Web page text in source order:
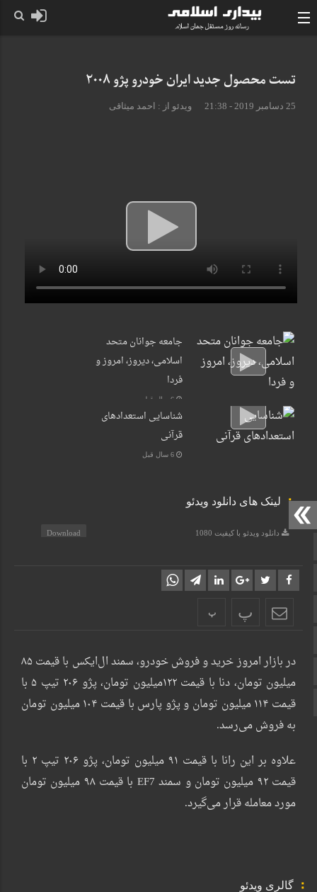
آپارات
اینستاگرام
زبان انگلیسی
زبان عربی
تست محصول جدید ایران خودرو پژو ۲۰۰۸
25 دسامبر 2019 - 21:38 ویدئو از : احمد میثاقی
جامعه جوانان متحد
اسلامی، دیروز، امروز و
فردا
6 سال قبل
شناسایی استعدادهای
قرآنی
6 سال قبل
لینک های دانلود ویدئو
دانلود ویدئو با کیفیت 1080 Download
دانلود ویدئو با کیفیت 480
دانلود ویدئو با کیفیت 240
پ پ
در بازار امروز خرید و فروش خودرو، سمند ال‌ایکس با قیمت ۸۵
میلیون تومان، دنا با قیمت ۱۲۲میلیون تومان، پژو ۲۰۶ تیپ ۵ با
قیمت ۱۱۴ میلیون تومان و پژو پارس با قیمت ۱۰۴ میلیون تومان
به فروش می‌رسد.
علاوه بر این رانا با قیمت ۹۱ میلیون تومان، پژو ۲۰۶ تیپ ۲ با
قیمت ۹۲ میلیون تومان و سمند EF7 با قیمت ۹۸ میلیون تومان
مورد معامله قرار می‌گیرد.
گالری ویدئو